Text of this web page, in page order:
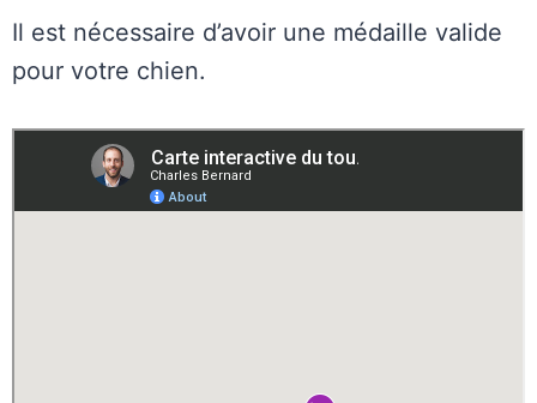
Il est nécessaire d’avoir une médaille valide
pour votre chien.